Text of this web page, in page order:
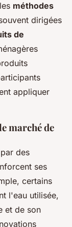
méthodes
dirigées
de
appliquer
marché de
des
ses
certains
l'eau utilisée,
et de son